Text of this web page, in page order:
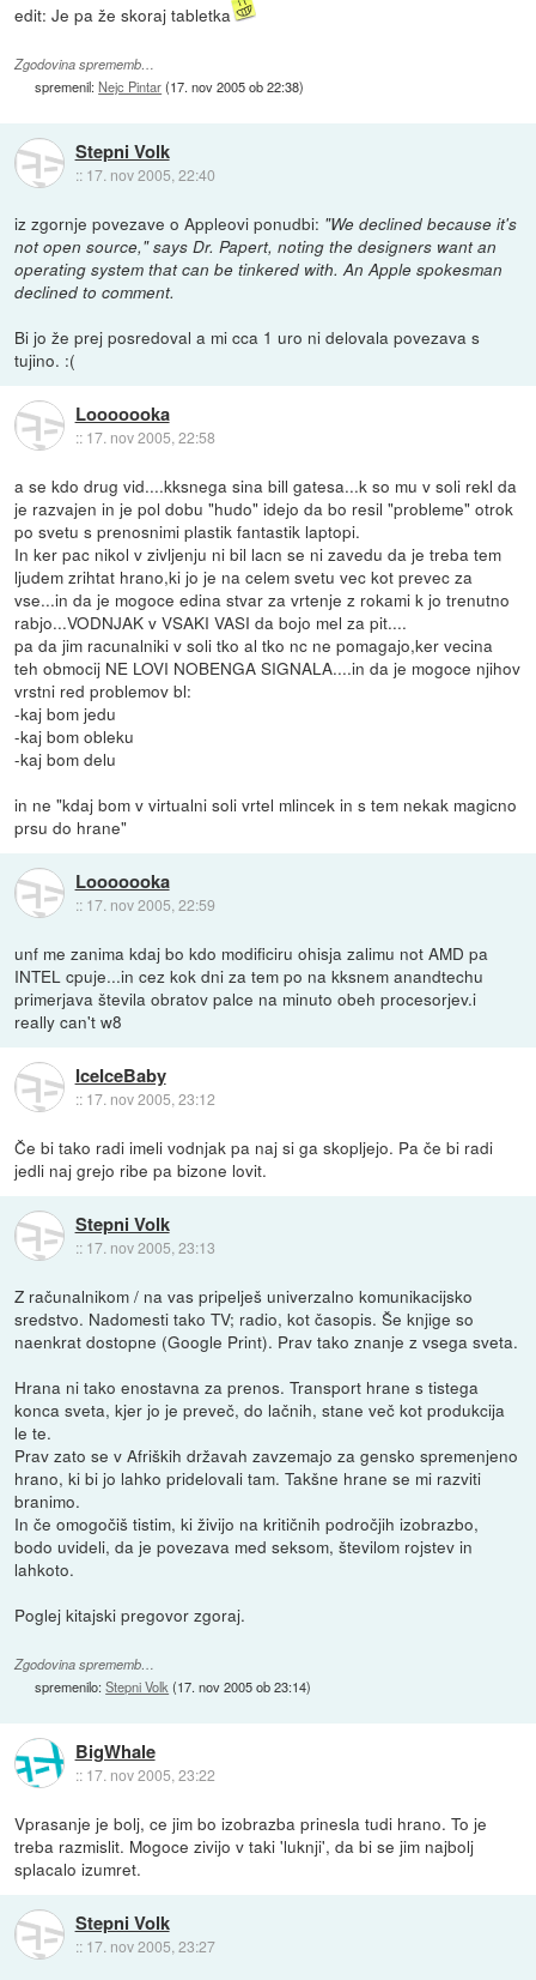
edit: Je pa že skoraj tabletka
Zgodovina sprememb…
spremenil:Nejc Pintar(17. nov 2005 ob 22:38)
Stepni Volk
:: 17. nov 2005, 22:40
iz zgornje povezave o Appleovi ponudbi: "We declined because it's
not open source," says Dr. Papert, noting the designers want an
operating system that can be tinkered with. An Apple spokesman
declined to comment.
Bi jo že prej posredoval a mi cca 1 uro ni delovala povezava s
tujino. :(
Looooooka
:: 17. nov 2005, 22:58
a se kdo drug vid....kksnega sina bill gatesa...k so mu v soli rekl da
je razvajen in je pol dobu "hudo" idejo da bo resil "probleme" otrok
po svetu s prenosnimi plastik fantastik laptopi.
In ker pac nikol v zivljenju ni bil lacn se ni zavedu da je treba tem
ljudem zrihtat hrano,ki jo je na celem svetu vec kot prevec za
vse...in da je mogoce edina stvar za vrtenje z rokami k jo trenutno
rabjo...VODNJAK v VSAKI VASI da bojo mel za pit....
pa da jim racunalniki v soli tko al tko nc ne pomagajo,ker vecina
teh obmocij NE LOVI NOBENGA SIGNALA....in da je mogoce njihov
vrstni red problemov bl:
-kaj bom jedu
-kaj bom obleku
-kaj bom delu
in ne "kdaj bom v virtualni soli vrtel mlincek in s tem nekak magicno
prsu do hrane"
Looooooka
:: 17. nov 2005, 22:59
unf me zanima kdaj bo kdo modificiru ohisja zalimu not AMD pa
INTEL cpuje...in cez kok dni za tem po na kksnem anandtechu
primerjava števila obratov palce na minuto obeh procesorjev.i
really can't w8
IceIceBaby
:: 17. nov 2005, 23:12
Če bi tako radi imeli vodnjak pa naj si ga skopljejo. Pa če bi radi
jedli naj grejo ribe pa bizone lovit.
Stepni Volk
:: 17. nov 2005, 23:13
Z računalnikom / na vas pripelješ univerzalno komunikacijsko
sredstvo. Nadomesti tako TV; radio, kot časopis. Še knjige so
naenkrat dostopne (Google Print). Prav tako znanje z vsega sveta.
Hrana ni tako enostavna za prenos. Transport hrane s tistega
konca sveta, kjer jo je preveč, do lačnih, stane več kot produkcija
le te.
Prav zato se v Afriških državah zavzemajo za gensko spremenjeno
hrano, ki bi jo lahko pridelovali tam. Takšne hrane se mi razviti
branimo.
In če omogočiš tistim, ki živijo na kritičnih področjih izobrazbo,
bodo uvideli, da je povezava med seksom, številom rojstev in
lahkoto.
Poglej kitajski pregovor zgoraj.
Zgodovina sprememb…
spremenilo:Stepni Volk (17. nov 2005 ob 23:14)
BigWhale
:: 17. nov 2005, 23:22
Vprasanje je bolj, ce jim bo izobrazba prinesla tudi hrano. To je
treba razmislit. Mogoce zivijo v taki 'luknji', da bi se jim najbolj
splacalo izumret.
Stepni Volk
:: 17. nov 2005, 23:27